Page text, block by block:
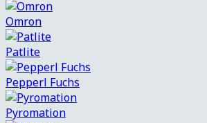
Omron
Patlite
Pepperl Fuchs
Pyromation